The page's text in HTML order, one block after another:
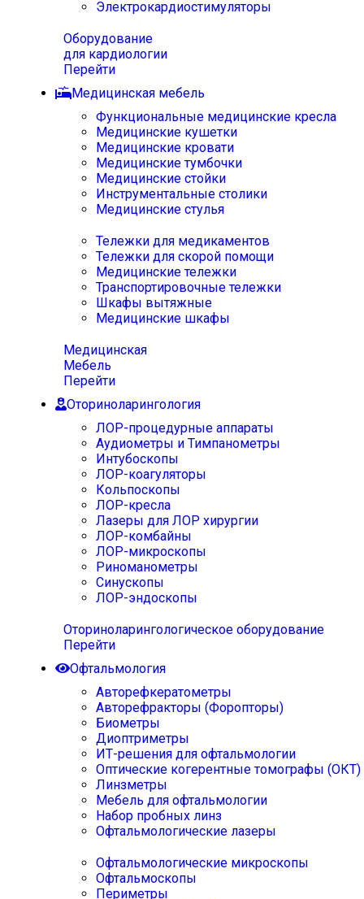
Электрокардиостимуляторы
Оборудование
для кардиологии
Перейти
Медицинская мебель
Функциональные медицинские кресла
Медицинские кушетки
Медицинские кровати
Медицинские тумбочки
Медицинские стойки
Инструментальные столики
Медицинские стулья
Тележки для медикаментов
Тележки для скорой помощи
Медицинские тележки
Транспортировочные тележки
Шкафы вытяжные
Медицинские шкафы
Медицинская
Мебель
Перейти
Оториноларингология
ЛОР-процедурные аппараты
Аудиометры и Тимпанометры
Интубоскопы
ЛОР-коагуляторы
Кольпоскопы
ЛОР-кресла
Лазеры для ЛОР хирургии
ЛОР-комбайны
ЛОР-микроскопы
Риноманометры
Синускопы
ЛОР-эндоскопы
Оториноларингологическое оборудование
Перейти
Офтальмология
Авторефкератометры
Авторефракторы (Форопторы)
Биометры
Диоптриметры
ИТ-решения для офтальмологии
Оптические когерентные томографы (ОКТ)
Линзметры
Мебель для офтальмологии
Набор пробных линз
Офтальмологические лазеры
Офтальмологические микроскопы
Офтальмоскопы
Периметры